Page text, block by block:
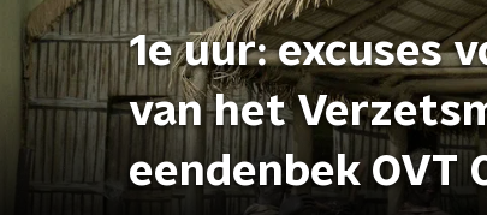
1e uur: excuses
van het
eendenbek OVT